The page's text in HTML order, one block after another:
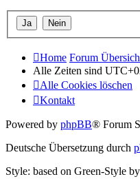
Home Forum
Alle Zeiten sind
Alle Cookies löschen
Kontakt
Powered by phpBB® Forum
Deutsche Übersetzung durch
Style: based on Green-Style